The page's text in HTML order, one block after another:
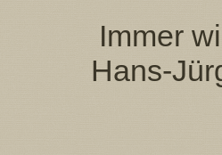
Immer
Hans-